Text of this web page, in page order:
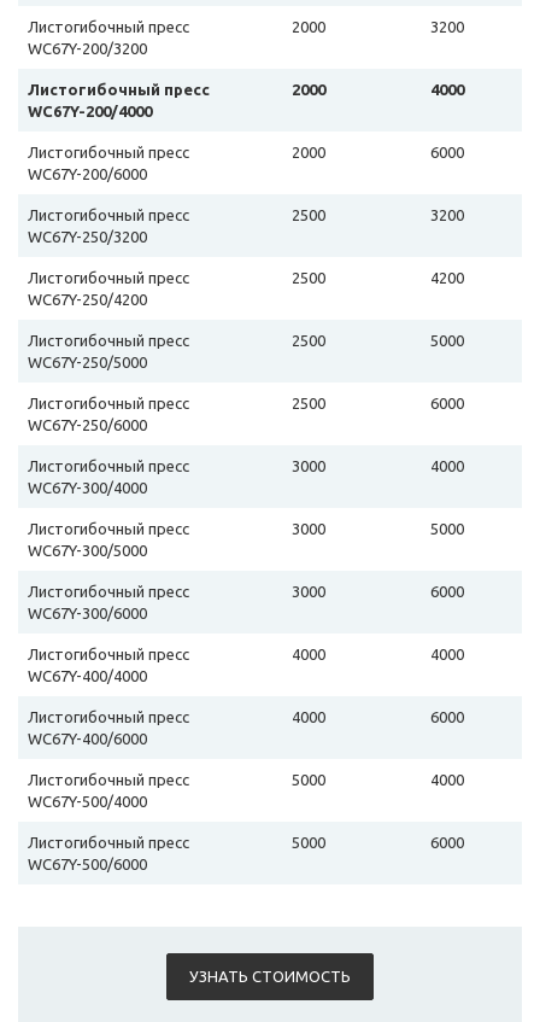
Листогибочный пресс
WC67Y-200/3200
2000 3200
Листогибочный пресс
WC67Y-200/4000
2000 4000
Листогибочный пресс
WC67Y-200/6000
2000 6000
Листогибочный пресс
WC67Y-250/3200
2500 3200
Листогибочный пресс
WC67Y-250/4200
2500 4200
Листогибочный пресс
WC67Y-250/5000
2500 5000
Листогибочный пресс
WC67Y-250/6000
2500 6000
Листогибочный пресс
WC67Y-300/4000
3000 4000
Листогибочный пресс
WC67Y-300/5000
3000 5000
Листогибочный пресс
WC67Y-300/6000
3000 6000
Листогибочный пресс
WC67Y-400/4000
4000 4000
Листогибочный пресс
WC67Y-400/6000
4000 6000
Листогибочный пресс
WC67Y-500/4000
5000 4000
Листогибочный пресс
WC67Y-500/6000
5000 6000
УЗНАТЬ СТОИМОСТЬ